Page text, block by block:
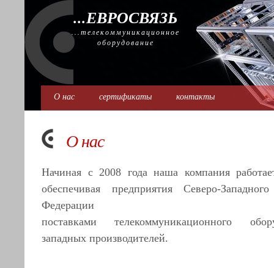
...ЕВРОСВЯЗЬ
...телекоммуникационное
оборудование
О нас сертификаты контакты
О нас
Начиная с 2008 года наша компания
обеспечивая предприятия Северо-
Федерации
поставками телекоммуникационного
западных производителей.